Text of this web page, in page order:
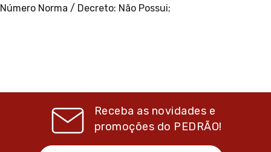
Número Norma / Decreto: Não Possui;
Receba as novidades e
promoções do PEDRÃO!